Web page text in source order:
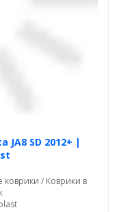
JA8 SD 2012+ |
коврики / Коврики в